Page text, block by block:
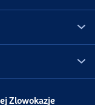
Zlowokazje